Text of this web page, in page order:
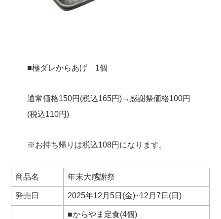
■極ダレからあげ 1個
通常価格150円(税込165円)→感謝祭価格100円
(税込110円)
※お持ち帰りは税込108円になります。
商品名 年末大感謝祭
発売日 2025年12月5日(金)~12月7日(日)
■からやま定食(4個)